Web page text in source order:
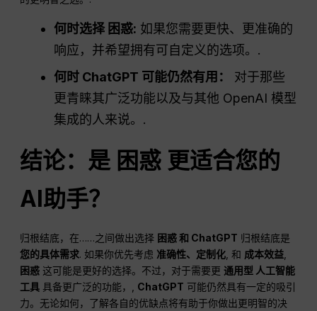
何时选择 困惑: 如果您需要更快、更准确的
响应，并希望拥有可自定义的选项。.
何时 ChatGPT 可能仍然有用：
对于那些
更青睐其广泛功能以及与其他 OpenAI 模型
集成的人来说。.
结论：是 困惑 更适合您的
AI助手？
归根结底，在……之间做出选择 困惑和 ChatGPT 归根结底是
您的具体需求. 如果你优先考虑 准确性、定制化, 和 成本效益,
困惑 这可能是更好的选择。不过，对于需要更通用型 人工智能
工具 具备更广泛的功能，, ChatGPT 可能仍然具有一定的吸引
力。无论如何，了解各自的优缺点将有助于你做出更明智的决